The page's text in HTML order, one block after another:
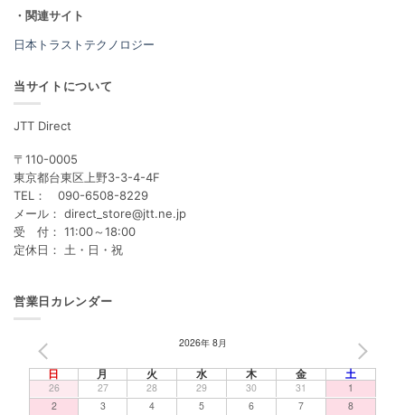
・関連サイト
日本トラストテクノロジー
当サイトについて
JTT Direct
〒110-0005
東京都台東区上野3-3-4-4F
TEL： 090-6508-8229
メール： direct_store@jtt.ne.jp
受 付： 11:00～18:00
定休日： 土・日・祝
営業日カレンダー
2026年 8月
日 月 火 水 木 金 土
26 27 28 29 30 31
1
2
3 4 5 6 7 8